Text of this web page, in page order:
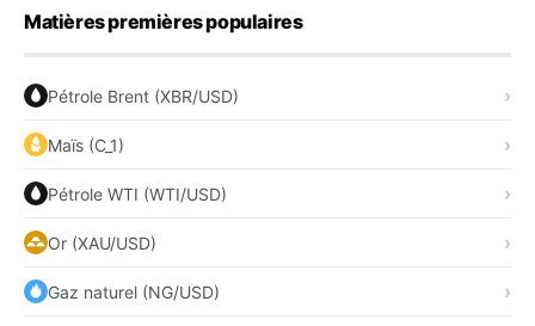
Matières premières populaires
Pétrole Brent (XBR/USD)
Maïs (C_1)
Pétrole WTI (WTI/USD)
Or (XAU/USD)
Gaz naturel (NG/USD)